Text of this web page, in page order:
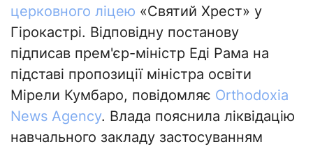
церковного ліцею «Святий Хрест» у
Гірокастрі. Відповідну постанову
підписав прем'єр-міністр Еді Рама на
підставі пропозиції міністра освіти
Мірели Кумбаро, повідомляє Orthodoxia
News Agency. Влада пояснила ліквідацію
навчального закладу застосуванням